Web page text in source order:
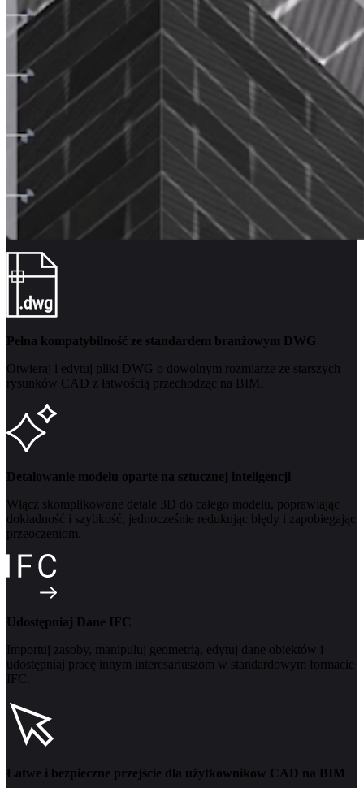
Pełna kompatybilność ze standardem branżowym DWG
Otwieraj i edytuj pliki DWG o dowolnym rozmiarze ze starszych
rysunków CAD z łatwością przechodząc na BIM.
Detalowanie modelu oparte na sztucznej inteligencji
Włącz skomplikowane detale 3D do całego modelu, poprawiając
dokładność i szybkość, jednocześnie redukując błędy i zapobiegając
przeoczeniom.
Udostępniaj Dane IFC
Importuj zasoby, manipuluj geometrią, edytuj dane obiektów i
udostępniaj pracę innym interesariuszom w standardowym formacie
IFC.
Łatwe i bezpieczne przejście dla użytkowników CAD na BIM